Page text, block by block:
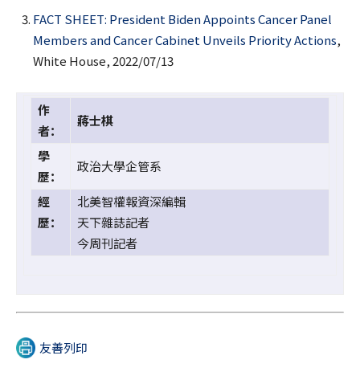
FACT SHEET: President Biden Appoints Cancer Panel
Members and Cancer Cabinet Unveils Priority Actions,
White House, 2022/07/13
作
者：
蔣士棋
學
歷：
政治大學企管系
經
歷：
北美智權報資深編輯
天下雜誌記者
今周刊記者
友善列印